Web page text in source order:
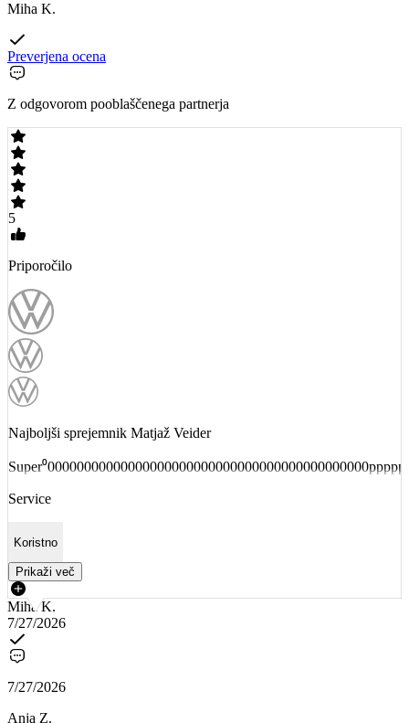
Miha K.
Preverjena ocena
Z odgovorom pooblaščenega partnerja
5
Priporočilo
Najboljši sprejemnik Matjaž Veider
Super⁰00000000000000000000000000000000000000000000ppppp
Service
Koristno
Prikaži več
Miha K.
7/27/2026
7/27/2026
Anja Z.